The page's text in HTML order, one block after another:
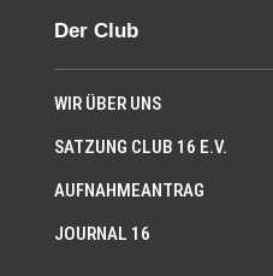
Der Club
WIR ÜBER UNS
SATZUNG CLUB 16 E.V.
AUFNAHMEANTRAG
JOURNAL 16